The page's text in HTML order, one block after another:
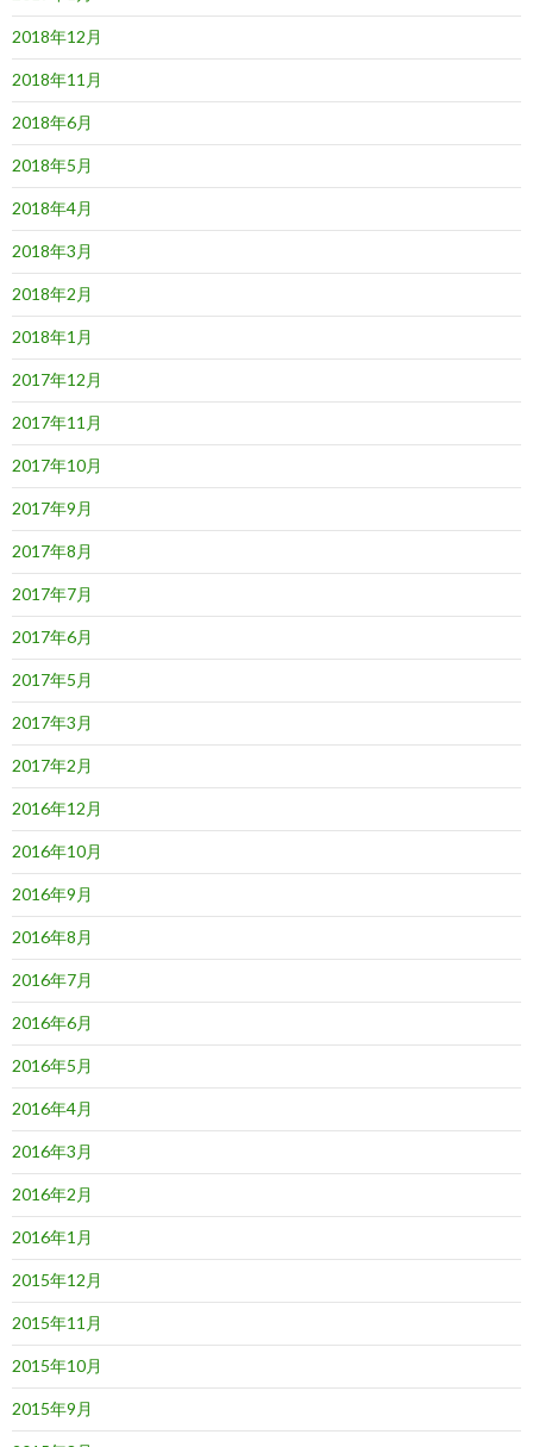
2018年12月
2018年11月
2018年6月
2018年5月
2018年4月
2018年3月
2018年2月
2018年1月
2017年12月
2017年11月
2017年10月
2017年9月
2017年8月
2017年7月
2017年6月
2017年5月
2017年3月
2017年2月
2016年12月
2016年10月
2016年9月
2016年8月
2016年7月
2016年6月
2016年5月
2016年4月
2016年3月
2016年2月
2016年1月
2015年12月
2015年11月
2015年10月
2015年9月